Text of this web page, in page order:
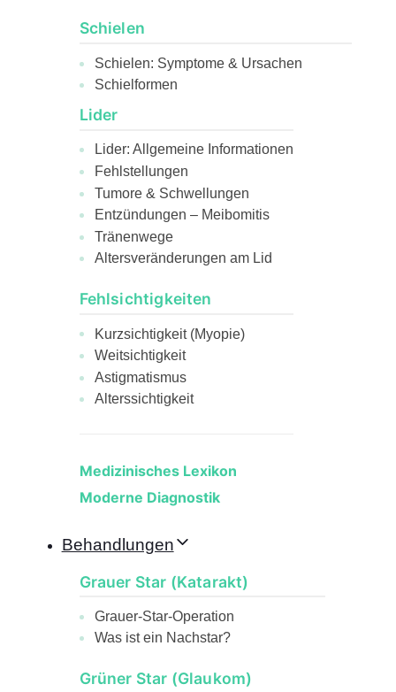
Schielen
Schielen: Symptome & Ursachen
Schielformen
Lider
Lider: Allgemeine Informationen
Fehlstellungen
Tumore & Schwellungen
Entzündungen – Meibomitis
Tränenwege
Altersveränderungen am Lid
Fehlsichtigkeiten
Kurzsichtigkeit (Myopie)
Weitsichtigkeit
Astigmatismus
Alterssichtigkeit
Medizinisches Lexikon
Moderne Diagnostik
Behandlungen
Grauer Star (Katarakt)
Grauer-Star-Operation
Was ist ein Nachstar?
Grüner Star (Glaukom)